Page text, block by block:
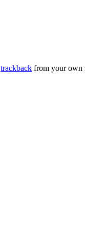
trackback from your own